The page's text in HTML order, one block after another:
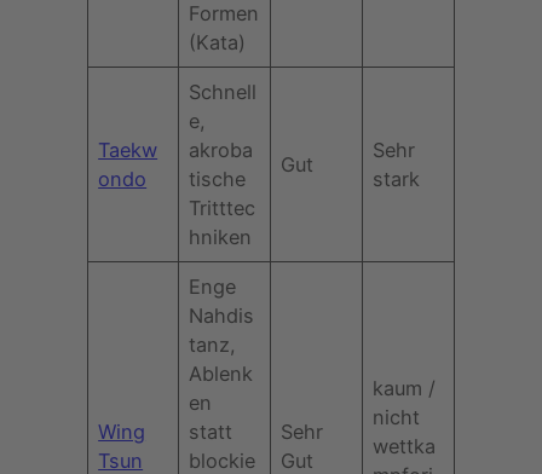
Formen
(Kata)
Taekw
ondo
Schnell
e,
akroba
tische
Tritttec
hniken
Gut
Sehr
stark
Wing
Tsun
Enge
Nahdis
tanz,
Ablenk
en
statt
blockie
Sehr
Gut
kaum /
nicht
wettka